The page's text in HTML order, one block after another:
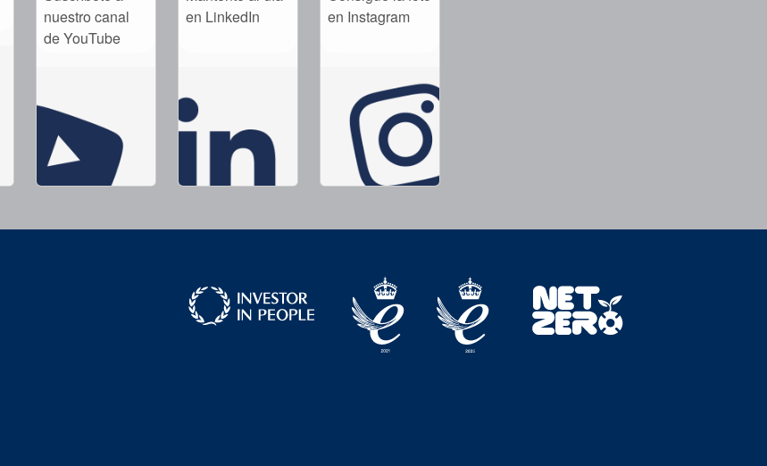
nuestro canal
de YouTube
en LinkedIn
en Instagram